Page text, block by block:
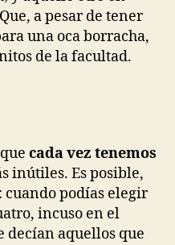
a pesar de tener
una oca borracha,
de la facultad.
cada vez tenemos
inútiles. Es posible,
cuando podías elegir
incuso en el
decían aquellos que